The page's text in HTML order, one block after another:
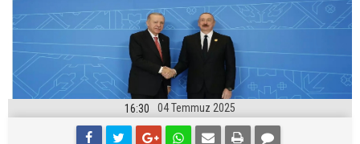
16:30 04 Temmuz 2025